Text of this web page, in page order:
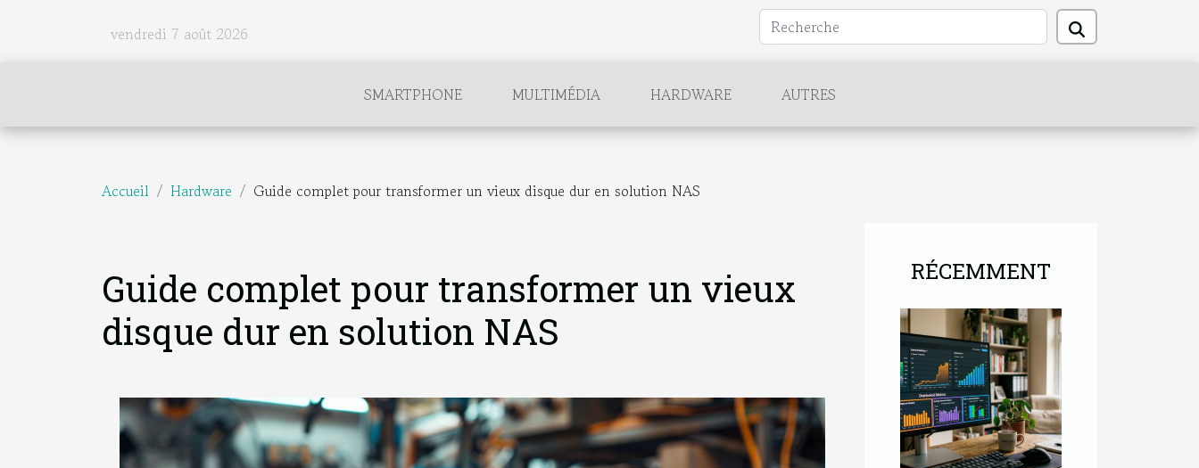
vendredi 7 août 2026
SMARTPHONE MULTIMÉDIA HARDWARE AUTRES
Accueil Hardware Guide complet pour transformer un vieux disque dur en solution NAS
Guide complet pour transformer un vieux
disque dur en solution NAS
RÉCEMMENT